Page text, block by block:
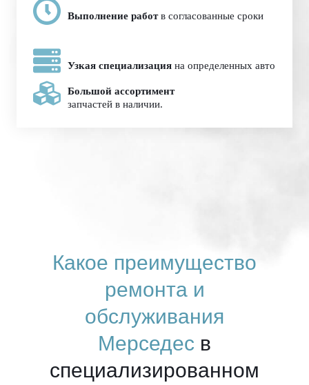
Выполнение работв согласованные сроки
Узкая специализация на определенных авто
Большой ассортимент
запчастей в наличии.
Какое преимущество
ремонта и
обслуживания
Мерседес в
специализированном